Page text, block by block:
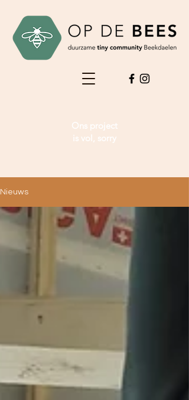
Ons project
is vol, sorry
Nieuws